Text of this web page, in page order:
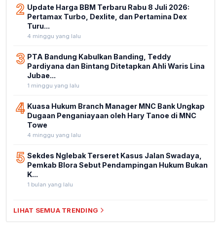
2 Update Harga BBM Terbaru Rabu 8 Juli 2026:
Pertamax Turbo, Dexlite, dan Pertamina Dex
Turu...
4 minggu yang lalu
3 PTA Bandung Kabulkan Banding, Teddy
Pardiyana dan Bintang Ditetapkan Ahli Waris Lina
Jubae...
1 minggu yang lalu
4 Kuasa Hukum Branch Manager MNC Bank Ungkap
Dugaan Penganiayaan oleh Hary Tanoe di MNC
Towe
4 minggu yang lalu
5 Sekdes Nglebak Terseret Kasus Jalan Swadaya,
Pemkab Blora Sebut Pendampingan Hukum Bukan
K...
1 bulan yang lalu
LIHAT SEMUA TRENDING